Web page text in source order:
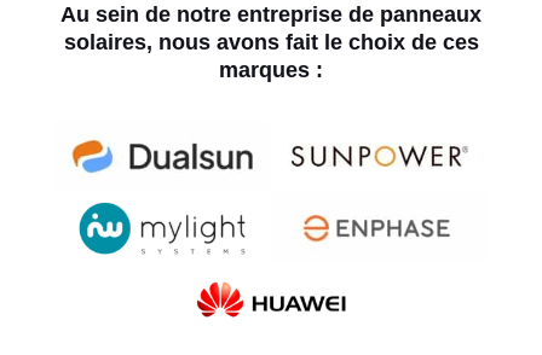
Au sein de notre entreprise de panneaux
solaires, nous avons fait le choix de ces
marques :